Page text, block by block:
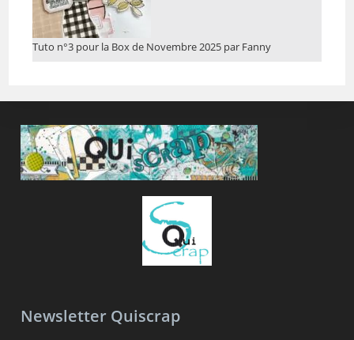
Tuto n°3 pour la Box de Novembre 2025 par Fanny
Newsletter Quiscrap